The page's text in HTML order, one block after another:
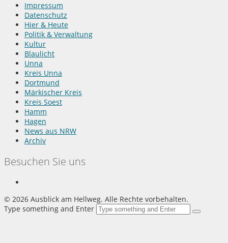
Impressum
Datenschutz
Hier & Heute
Politik & Verwaltung
Kultur
Blaulicht
Unna
Kreis Unna
Dortmund
Märkischer Kreis
Kreis Soest
Hamm
Hagen
News aus NRW
Archiv
Besuchen Sie uns
© 2026 Ausblick am Hellweg. Alle Rechte vorbehalten.
Type something and Enter